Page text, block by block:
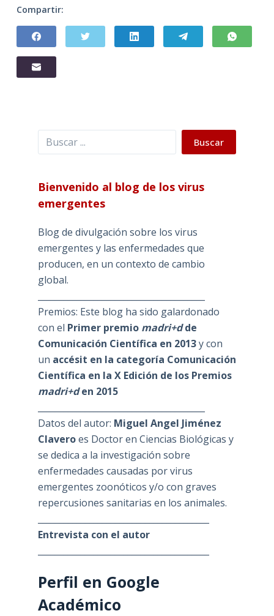
Compartir:
Buscar Buscar
Bienvenido al blog de los virus
emergentes
Blog de divulgación sobre los virus
emergentes y las enfermedades que
producen, en un contexto de cambio
global.
Premios: Este blog ha sido galardonado
con el Primer premio madri+dde
Comunicación Científica en 2013y con
un accésit en la categoría Comunicación
Científica en la X Edición de los Premios
madri+den 2015
Datos del autor: Miguel Angel Jiménez
Claveroes Doctor en Ciencias Biológicas y
se dedica a la investigación sobre
enfermedades causadas por virus
emergentes zoonóticos y/o con graves
repercusiones sanitarias en los animales.
Entrevista con el autor
Perfil en Google
Académico